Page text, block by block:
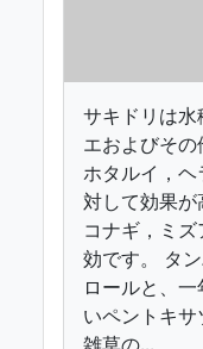
サキドリは
エおよびその
ホタルイ，
対して効果が
コナギ，ミ
効です。 タ
ロールと、
いペントキサ
雑草の...